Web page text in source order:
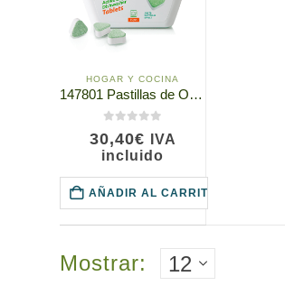
HOGAR Y COCINA
147801 Pastillas de Oxígeno Activo para Lavavajillas, Ecodeviva por TianDe, 35 x 8g, Platos impecablemente limpios
30,40€
IVA
incluido
AÑADIR AL CARRITO
Mostrar: